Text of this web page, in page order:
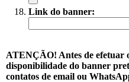
Link do banner:
ATENÇÃO! Antes de efetuar
disponibilidade do banner
contatos de email ou